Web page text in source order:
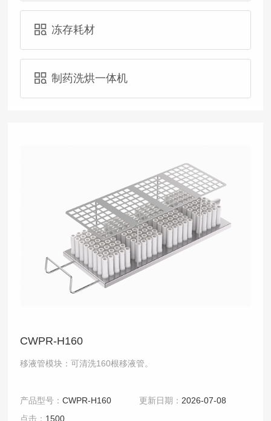
冻存耗材
制药洗烘一体机
CWPR-H160
移液管模块：可清洗160根移液管。
产品型号：CWPR-H160 更新日期： 2026-07-08
点击： 1500